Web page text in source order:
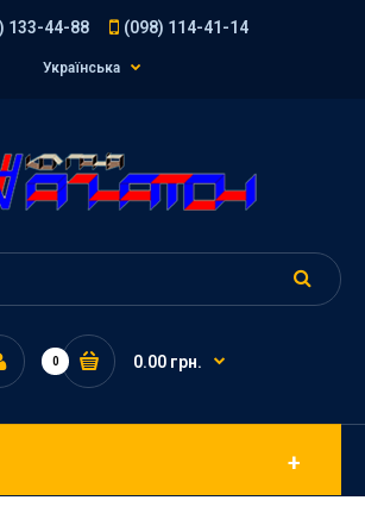
133-44-88 (098) 114-41-14
Українська
0 0.00 грн.